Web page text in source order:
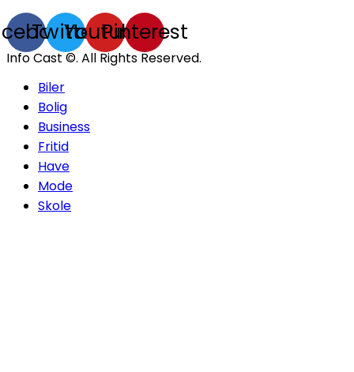
TwitterYoutube
Pinterest
Info Cast ©. All Rights Reserved.
Biler
Bolig
Business
Fritid
Have
Mode
Skole